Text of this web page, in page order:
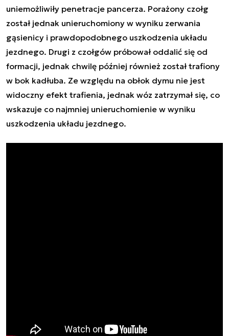
uniemożliwiły penetracje pancerza. Porażony czołg
został jednak unieruchomiony w wyniku zerwania
gąsienicy i prawdopodobnego uszkodzenia układu
jezdnego. Drugi z czołgów próbował oddalić się od
formacji, jednak chwilę później również został trafiony
w bok kadłuba. Ze względu na obłok dymu nie jest
widoczny efekt trafienia, jednak wóz zatrzymał się, co
wskazuje co najmniej unieruchomienie w wyniku
uszkodzenia układu jezdnego.